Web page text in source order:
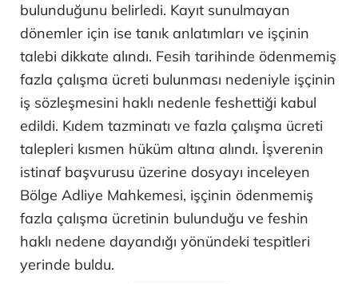
bulunduğunu belirledi. Kayıt sunulmayan
dönemler için ise tanık anlatımları ve işçinin
talebi dikkate alındı. Fesih tarihinde ödenmemiş
fazla çalışma ücreti bulunması nedeniyle işçinin
iş sözleşmesini haklı nedenle feshettiği kabul
edildi. Kıdem tazminatı ve fazla çalışma ücreti
talepleri kısmen hüküm altına alındı. İşverenin
istinaf başvurusu üzerine dosyayı inceleyen
Bölge Adliye Mahkemesi, işçinin ödenmemiş
fazla çalışma ücretinin bulunduğu ve feshin
haklı nedene dayandığı yönündeki tespitleri
yerinde buldu.